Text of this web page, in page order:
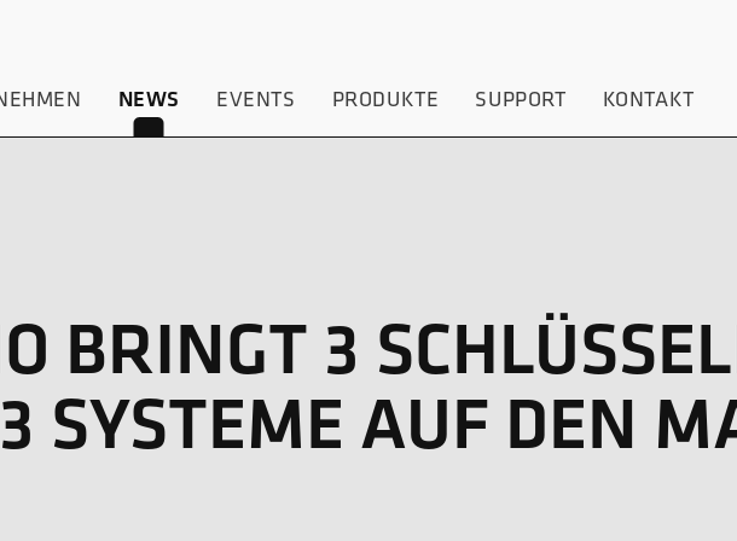
NEWS EVENTS PRODUKTE SUPPORT KONTAKT
BRINGT 3
SYSTEME AUF DEN